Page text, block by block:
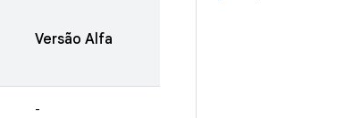
Versão Alfa
-